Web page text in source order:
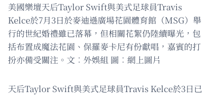
美國樂壇天后Taylor Swift與美式足球員Travis
Kelce於7月3日於麥迪遜廣場花園體育館（MSG）舉
行的世紀婚禮雖已落幕，但相關花絮仍陸續曝光，包
括布置成魔法花園、保羅麥卡尼有份獻唱，嘉賓的打
扮亦備受關注。文︰外娛組 圖︰網上圖片
天后Taylor Swift與美式足球員Travis Kelce於3日已